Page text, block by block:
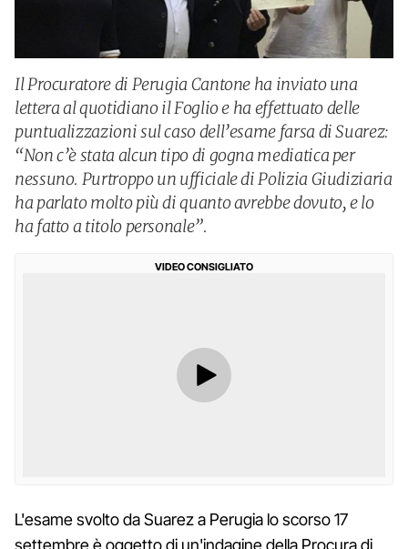
Il Procuratore di Perugia Cantone ha inviato una
lettera al quotidiano il Foglio e ha effettuato delle
puntualizzazioni sul caso dell’esame farsa di Suarez:
“Non c’è stata alcun tipo di gogna mediatica per
nessuno. Purtroppo un ufficiale di Polizia Giudiziaria
ha parlato molto più di quanto avrebbe dovuto, e lo
ha fatto a titolo personale”.
VIDEO CONSIGLIATO
L'esame svolto da Suarez a Perugia lo scorso 17
settembre è oggetto di un'indagine della Procura di